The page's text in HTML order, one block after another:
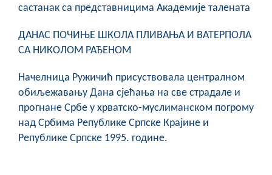
састанак са представницима Академије талената
ДАНАС ПОЧИЊЕ ШКОЛА ПЛИВАЊА И ВАТЕРПОЛА
СА НИКОЛОМ РАЂЕНОМ
Начелница Ружичић присуствовала централном
обиљежавању Дана сјећања на све страдале и
прогнане Србе у хрватско-муслиманском погрому
над Србима Републике Српске Крајине и
Републике Српске 1995. године.